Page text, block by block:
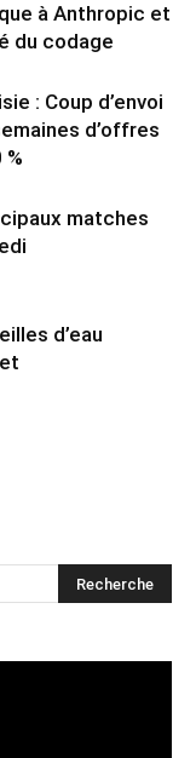
à Anthropic et
du codage
: Coup d’envoi
d’offres
matches
d’eau